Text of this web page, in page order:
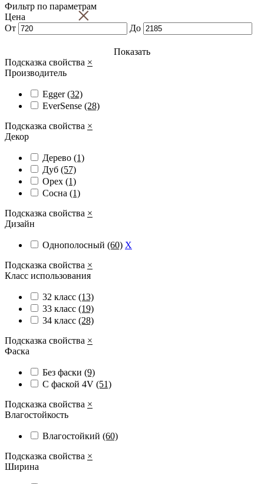
Фильтр по параметрам
×
Цена
От
До
Показать
Подсказка свойства ×
Производитель
Egger(32)
EverSense (28)
Подсказка свойства ×
Декор
Дерево (1)
Дуб (57)
Орех (1)
Сосна (1)
Подсказка свойства ×
Дизайн
Однополосный (60) X
Подсказка свойства ×
Класс использования
32 класс (13)
33 класс (19)
34 класс (28)
Подсказка свойства ×
Фаска
Без фаски (9)
С фаской 4V (51)
Подсказка свойства ×
Влагостойкость
Влагостойкий (60)
Подсказка свойства ×
Ширина